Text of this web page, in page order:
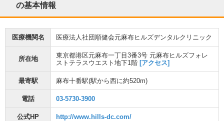
の基本情報
医療機関名 医療法人社団順健会元麻布ヒルズデンタルクリニック
所在地
東京都港区元麻布一丁目3番3号 元麻布ヒルズフォレ
ストテラスウエスト地下1階 [アクセス]
最寄駅 麻布十番駅(駅から西に約520m)
電話 03-5730-3900
公式HP http://www.hills-dc.com/